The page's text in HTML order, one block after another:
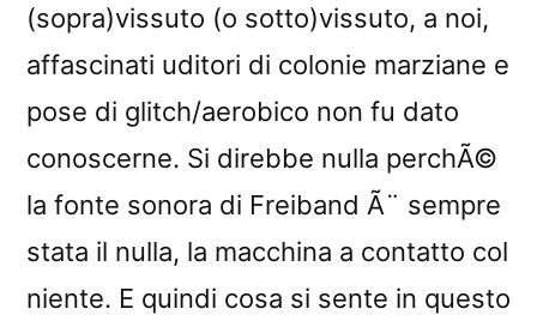
(sopra)vissuto (o sotto)vissuto, a noi,
affascinati uditori di colonie marziane e
pose di glitch/aerobico non fu dato
conoscerne. Si direbbe nulla perchÃ©
la fonte sonora di Freiband Ã¨ sempre
stata il nulla, la macchina a contatto col
niente. E quindi cosa si sente in questo